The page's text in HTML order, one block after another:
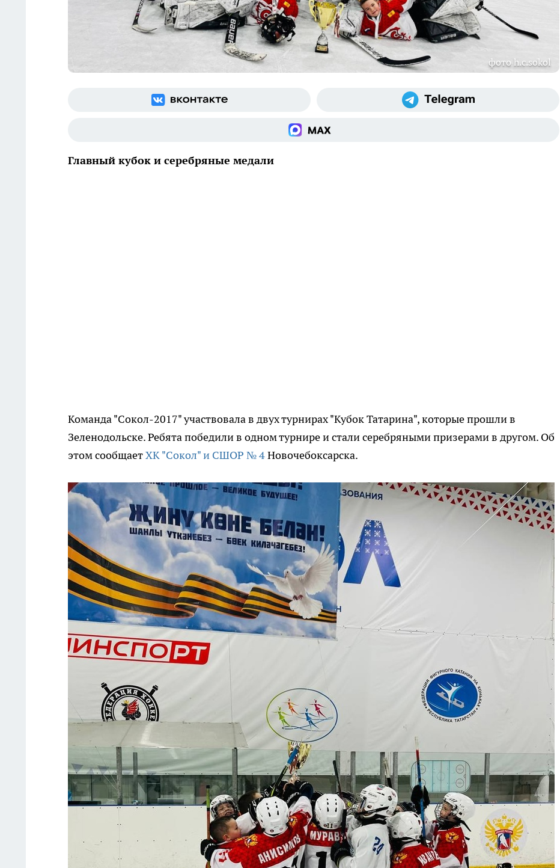
фото h.c.sokol
Главный кубок и серебряные медали
Команда "Сокол-2017" участвовала в двух турнирах "Кубок Татарина", которые прошли в
Зеленодольске. Ребята победили в одном турнире и стали серебряными призерами в другом. Об
этом сообщаетХК "Сокол" и СШОР № 4Новочебоксарска.